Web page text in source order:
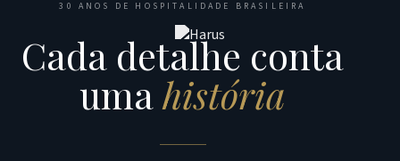
30 ANOS DE HOSPITALIDADE BRASILEIRA
Cada detalhe conta
umahistória